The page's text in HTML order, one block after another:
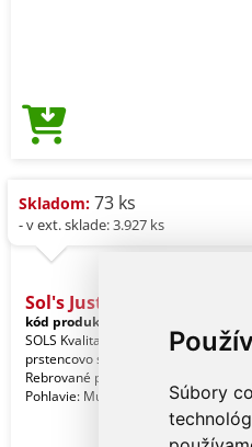
Súbory
Skladom: 73 ks
- v ext. sklade: 3.927 ks
Sol's Justin - Men's
kód produktu:
SOLS Kvalita. 100 % poločesaná
prstencovo spriadaná bavlna. Štýl.
Rebrované previazanie. Rúrkový.
Pohlavie: Muži